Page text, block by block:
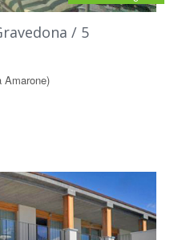
/ 5
Amarone)